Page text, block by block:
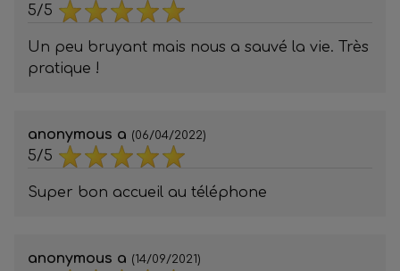
5/5
Un peu bruyant mais nous a sauvé la vie. Très
pratique !
anonymous a (06/04/2022)
5/5
Super bon accueil au téléphone
anonymous a (14/09/2021)